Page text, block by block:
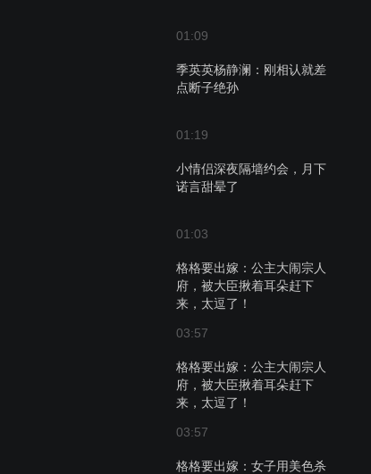
01:09
季英英杨静澜：刚相认就差
点断子绝孙
01:19
小情侣深夜隔墙约会，月下
诺言甜晕了
01:03
格格要出嫁：公主大闹宗人
府，被大臣揪着耳朵赶下
来，太逗了！
03:57
格格要出嫁：公主大闹宗人
府，被大臣揪着耳朵赶下
来，太逗了！
03:57
格格要出嫁：女子用美色杀